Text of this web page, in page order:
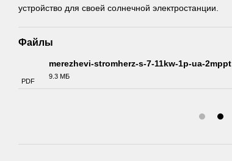
устройство для своей солнечной электростанции.
Файлы
PDF
merezhevi-stromherz-s-7-11kw-1p-ua-2mppt
9.3 МБ